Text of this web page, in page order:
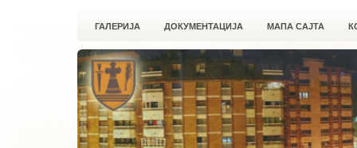
ГАЛЕРИЈА ДОКУМЕНТАЦИЈА МАПА САЈТА